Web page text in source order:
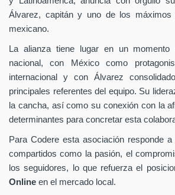
Álvarez, capitán y uno de los máximos
mexicano.
La alianza tiene lugar en un momento
nacional, con México como
internacional y con Álvarez
principales referentes del equipo. Su
la cancha, así como su conexión con la
determinantes para concretar esta
Para Codere esta asociación responde
compartidos como la pasión, el
los seguidores, lo que refuerza el
Online en el mercado local.